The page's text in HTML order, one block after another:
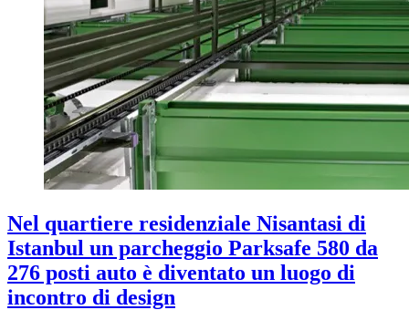
Nel quartiere residenziale Nisantasi di
Istanbul un parcheggio Parksafe 580 da
276 posti auto è diventato un luogo di
incontro di design